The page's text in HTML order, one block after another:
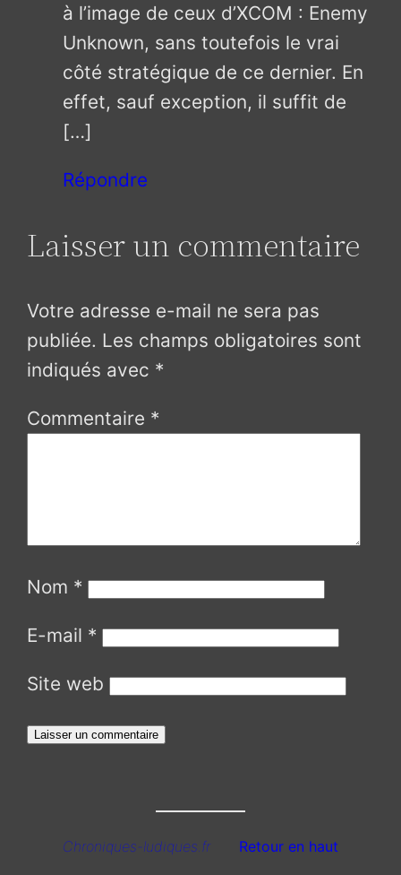
à l’image de ceux d’XCOM : Enemy
Unknown, sans toutefois le vrai
côté stratégique de ce dernier. En
effet, sauf exception, il suffit de
[…]
Répondre
Laisser un commentaire
Votre adresse e-mail ne sera pas
publiée. Les champs obligatoires sont
indiqués avec *
Commentaire *
Nom *
E-mail *
Site web
Chroniques-ludiques.fr Retour en haut